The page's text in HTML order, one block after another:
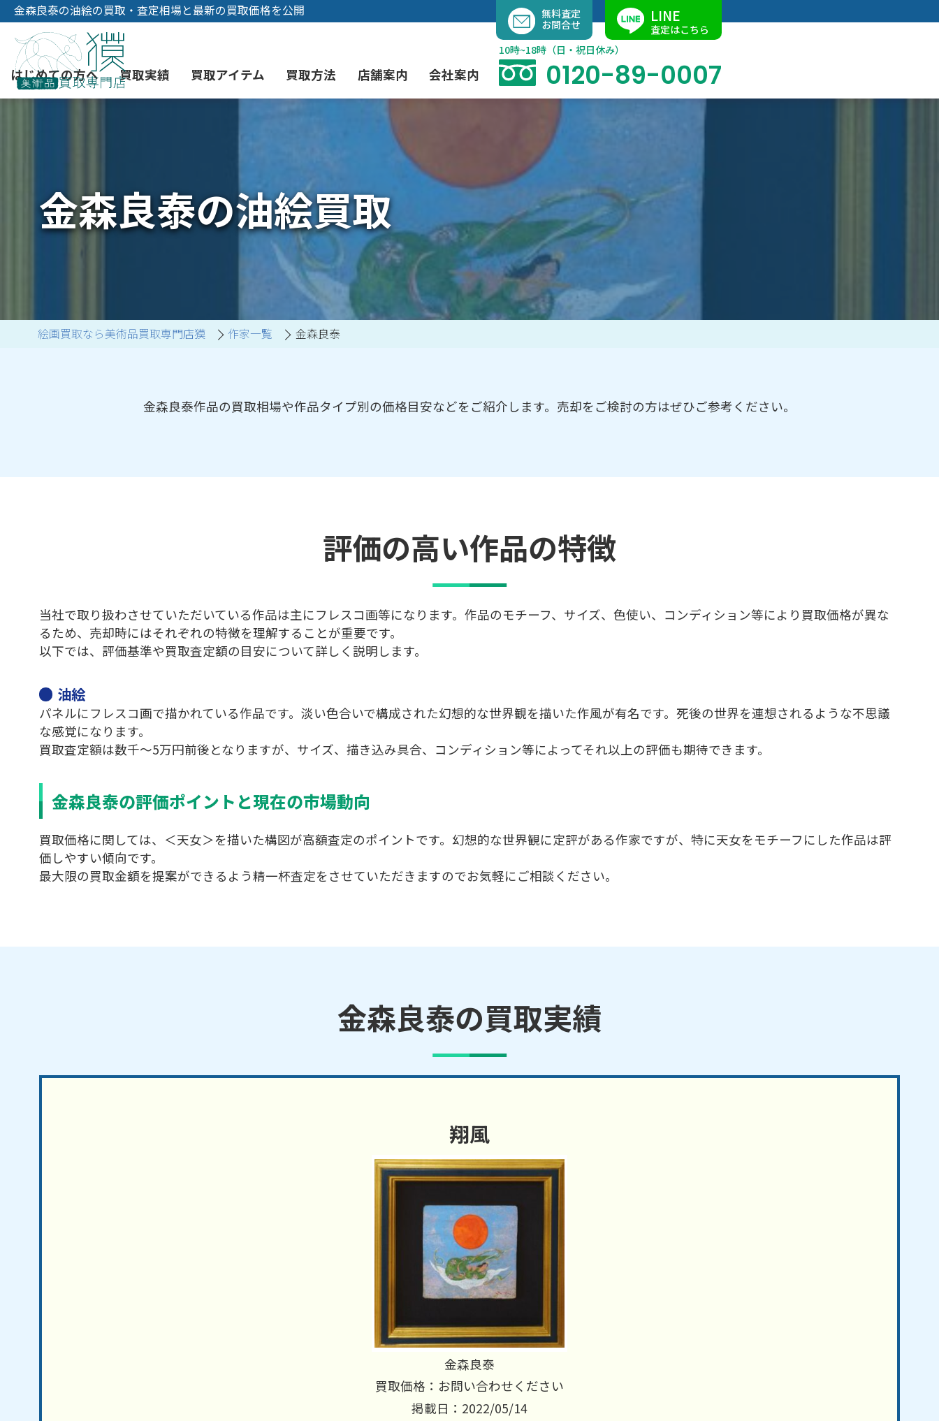
容
キ
ッ
金森良泰の油絵の買取・査定相場と最新の買取価格を公開
はじめての方へ
よくあるご質問
YOUTUBE instagram
買取実績 買取アイテム
現代アート買取
骨董品買取 茶道具買取
彫刻・ブロンズ買取
工芸品買取 ジュエリー・ウォッチ買取
買取方法
出張買取（無料）
宅配・郵送買取 業者間オークション出品代行
店舗案内 会社案内
消費者志向自主宣言
無料査定
お問合せ
LINE
査定はこちら
10時~18時（日・祝日休み）
0120-89-0007
金森良泰の油絵買取
絵画買取なら美術品買取専門店獏 作家一覧 金森良泰
金森良泰作品の買取相場や作品タイプ別の価格目安などをご紹介します。売却をご検討の方はぜひご参考ください。
評価の高い作品の特徴
当社で取り扱わさせていただいている作品は主にフレスコ画等になります。作品のモチーフ、サイズ、色使い、コンディション等により買取価格が異な
るため、売却時にはそれぞれの特徴を理解することが重要です。
以下では、評価基準や買取査定額の目安について詳しく説明します。
油絵
パネルにフレスコ画で描かれている作品です。淡い色合いで構成された幻想的な世界観を描いた作風が有名です。死後の世界を連想されるような不思議
な感覚になります。
買取査定額は数千～5万円前後となりますが、サイズ、描き込み具合、コンディション等によってそれ以上の評価も期待できます。
金森良泰の評価ポイントと現在の市場動向
買取価格に関しては、＜天女＞を描いた構図が高額査定のポイントです。幻想的な世界観に定評がある作家ですが、特に天女をモチーフにした作品は評
価しやすい傾向です。
最大限の買取金額を提案ができるよう精一杯査定をさせていただきますのでお気軽にご相談ください。
金森良泰の買取実績
翔風
金森良泰
買取価格：お問い合わせください
掲載日：2022/05/14